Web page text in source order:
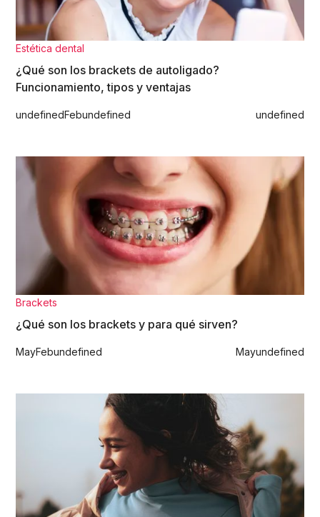
Estética dental
¿Qué son los brackets de autoligado?
Funcionamiento, tipos y ventajas
undefinedFebundefined undefined
Brackets
¿Qué son los brackets y para qué sirven?
MayFebundefined Mayundefined